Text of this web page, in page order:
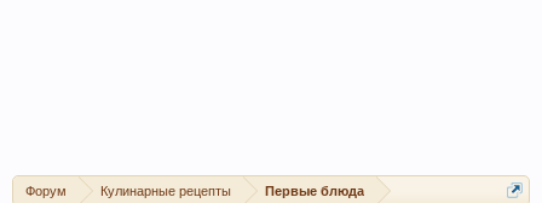
Форум Кулинарные рецепты Первые блюда